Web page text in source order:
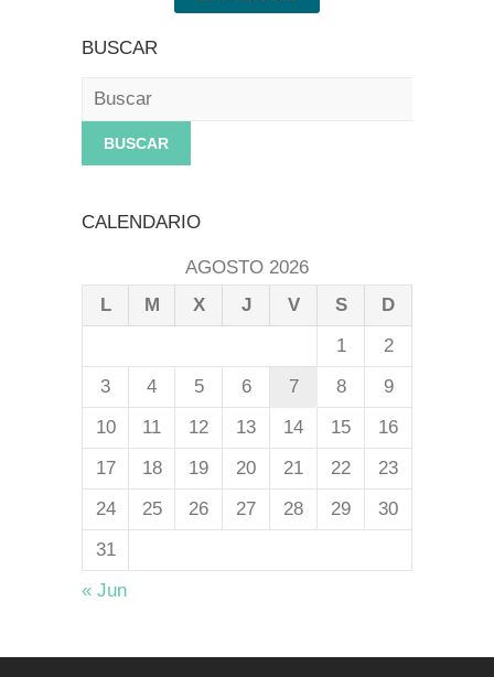
BUSCAR
Buscar
CALENDARIO
AGOSTO 2026
L
M X J V S
D
1
2
3
4 5 6 7 8
9
10
11 12 13 14 15
16
17
18 19 20 21 22
23
24
25 26 27 28 29
30
31
« Jun